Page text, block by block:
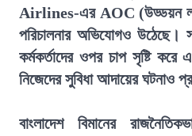
Airlines-এর AOC (উড্ডয়ন
পরিচালনার অভিযোগও উঠেছে।
কর্মকর্তাদের ওপর চাপ সৃষ্টি
নিজেদের সুবিধা আদায়ের ঘটনাও
বাংলাদেশ বিমানের